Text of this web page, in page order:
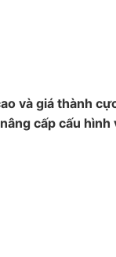
và giá thành
nâng cấp cấu